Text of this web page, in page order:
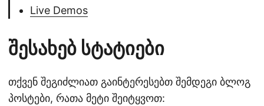
Live Demos
შესახებ სტატიები
თქვენ შეგიძლიათ გაინტერესებთ შემდეგი ბლოგ
პოსტები, რათა მეტი შეიტყვოთ: